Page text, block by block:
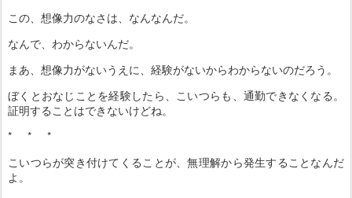
この、想像力のなさは、なんなんだ。
なんで、わからないんだ。
まあ、想像力がないうえに、経験がないからわからないのだろう。
ぼくとおなじことを経験したら、こいつらも、通勤できなくなる。
証明することはできないけどね。
* * *
こいつらが突き付けてくることが、無理解から発生することなんだ
よ。